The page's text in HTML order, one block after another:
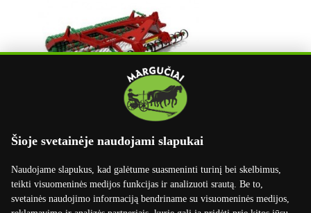
Šioje svetainėje naudojami slapukai
Naudojame slapukus, kad galėtume suasmeninti turinį bei skelbimus,
teikti visuomeninės medijos funkcijas ir analizuoti srautą. Be to,
svetainės naudojimo informaciją bendriname su visuomeninės medijos,